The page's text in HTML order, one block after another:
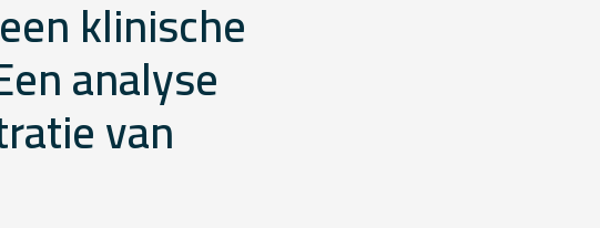
klinische
analyse
van